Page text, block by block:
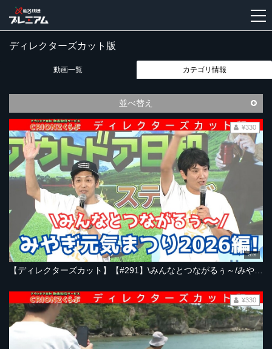
新
ディレクターズカット版
動画一覧 カテゴリ情報
並べ替え
21:05
¥330
¥330